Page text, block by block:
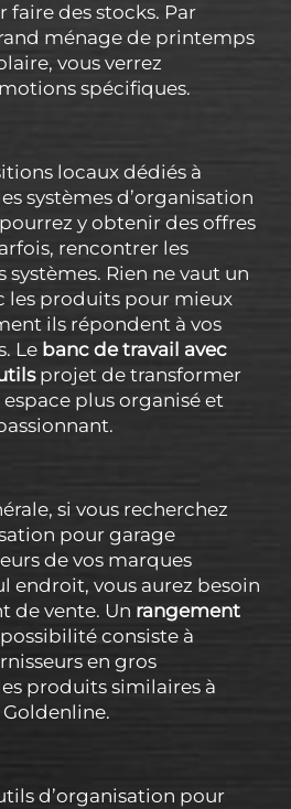
des stocks. Par
ménage de printemps
vous verrez
spécifiques.
locaux dédiés à
systèmes d’organisation
y obtenir des offres
rencontrer les
Rien ne vaut un
les produits pour mieux
ils répondent à vos
Le banc de travail avec
projet de transformer
plus organisé et
si vous recherchez
pour garage
de vos marques
endroit, vous aurez besoin
de vente. Un rangement
possibilité consiste à
en gros
produits similaires à
d’organisation pour